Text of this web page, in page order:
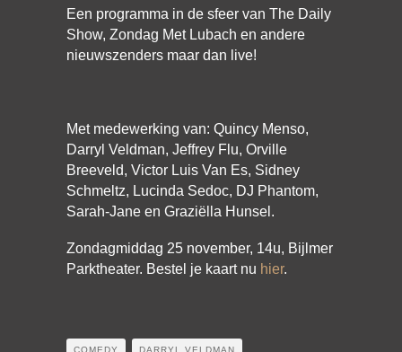
Een programma in de sfeer van The Daily
Show, Zondag Met Lubach en andere
nieuwszenders maar dan live!
Met medewerking van: Quincy Menso,
Darryl Veldman, Jeffrey Flu, Orville
Breeveld, Victor Luis Van Es, Sidney
Schmeltz, Lucinda Sedoc, DJ Phantom,
Sarah-Jane en Graziëlla Hunsel.
Zondagmiddag 25 november, 14u, Bijlmer
Parktheater. Bestel je kaart nu hier.